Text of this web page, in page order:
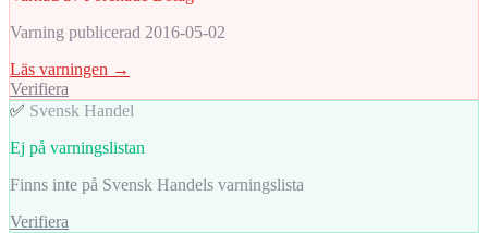
Varning publicerad 2016-05-02
Läs varningen →
Verifiera
✅ Svensk Handel
Ej på varningslistan
Finns inte på Svensk Handels varningslista
Verifiera